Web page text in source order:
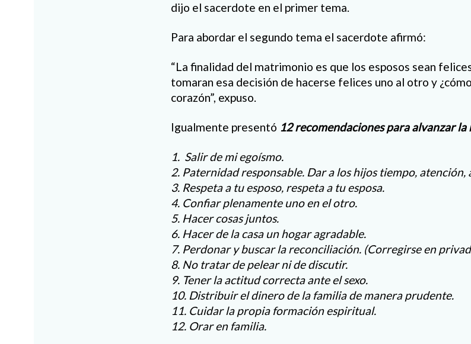
dijo el sacerdote en el primer tema.
Para abordar el segundo tema el sacerdote afirmó:
“La finalidad del matrimonio es que los esposos sean
tomaran esa decisión de hacerse felices uno al otro y
corazón”, expuso.
Igualmente presentó 12 recomendaciones para alvanzar
1. Salir de mi egoísmo.
2. Paternidad responsable. Dar a los hijos tiempo, atención,
3. Respeta a tu esposo, respeta a tu esposa.
4. Confiar plenamente uno en el otro.
5. Hacer cosas juntos.
6. Hacer de la casa un hogar agradable.
7. Perdonar y buscar la reconciliación. (Corregirse en
8. No tratar de pelear ni de discutir.
9. Tener la actitud correcta ante el sexo.
10. Distribuir el dinero de la familia de manera prudente.
11. Cuidar la propia formación espiritual.
12. Orar en familia.